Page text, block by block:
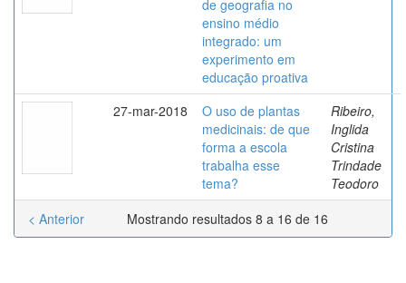
de geografia no
ensino médio
integrado: um
experimento em
educação proativa
27-mar-2018
O uso de plantas
medicinais: de que
forma a escola
trabalha esse
tema?
Ribeiro,
Inglida
Cristina
Trindade
Teodoro
Mostrando resultados 8 a 16 de 16
< Anterior